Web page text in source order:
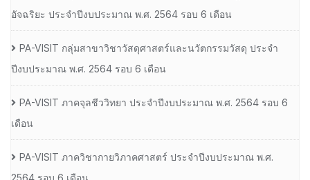
อัจฉริยะ ประจำปีงบประมาณ พ.ศ. 2564 รอบ 6 เดือน
PA-VISIT กลุ่มสาขาวิชาวัสดุศาสตร์และนวัตกรรมวัสดุ ประจำ
ปีงบประมาณ พ.ศ. 2564 รอบ 6 เดือน
PA-VISIT ภาคจุลชีววิทยา ประจำปีงบประมาณ พ.ศ. 2564 รอบ 6
เดือน
PA-VISIT ภาควิชากายวิภาคศาสตร์ ประจำปีงบประมาณ พ.ศ.
2564 รอบ 6 เดือน